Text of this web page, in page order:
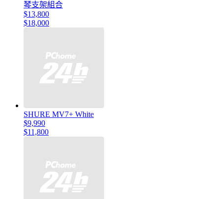
琴支架組合
$13,800
$18,000
SHURE MV7+ White
$9,990
$11,800